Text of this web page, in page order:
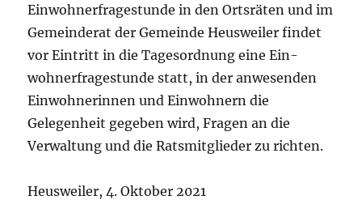
Einwohnerfragestunde in den Ortsräten und im
Gemeinderat der Gemeinde Heusweiler findet
vor Eintritt in die Tagesordnung eine Ein-
wohnerfragestunde statt, in der anwesenden
Einwohnerinnen und Einwohnern die
Gelegenheit gegeben wird, Fragen an die
Verwaltung und die Ratsmitglieder zu richten.
Heusweiler, 4. Oktober 2021